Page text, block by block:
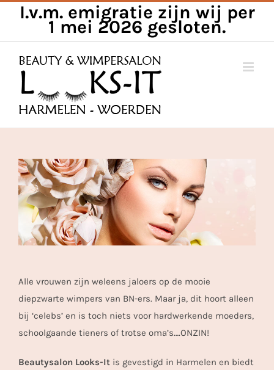
I.v.m. emigratie zijn wij per
1 mei 2026 gesloten.
Alle vrouwen zijn weleens jaloers op de mooie
diepzwarte wimpers van BN-ers. Maar ja, dit hoort alleen
bij ‘celebs’ en is toch niets voor hardwerkende moeders,
schoolgaande tieners of trotse oma’s….ONZIN!
Beautysalon Looks-It is gevestigd in Harmelen en biedt